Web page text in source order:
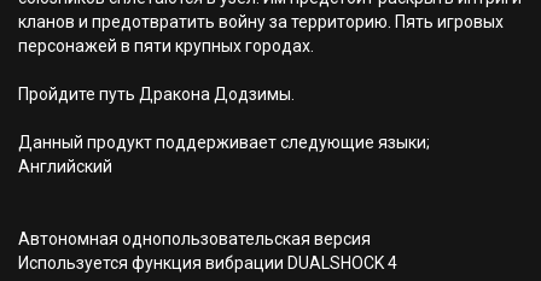
кланов и предотвратить войну за территорию. Пять игровых
персонажей в пяти крупных городах.
Пройдите путь Дракона Додзимы.
Данный продукт поддерживает следующие языки;
Английский
Автономная однопользовательская версия
Используется функция вибрации DUALSHOCK 4